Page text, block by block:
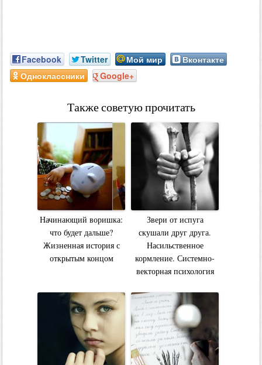
Facebook Twitter Мой мир
Вконтакте
Одноклассники
Google+
Также советую прочитать
Начинающий воришка:
что будет дальше?
Жизненная история с
открытым концом
Звери от испуга
скушали друг друга.
Насильственное
кормление. Системно-
векторная психология